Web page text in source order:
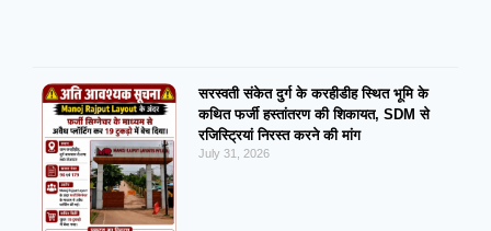
सरस्वती संकेत दुर्ग के करहीडीह स्थित भूमि के
कथित फर्जी हस्तांतरण की शिकायत, SDM से
रजिस्ट्रियां निरस्त करने की मांग
July 31, 2026